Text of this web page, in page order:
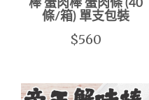
棒 蟹肉棒 蟹肉條 (40
條/箱) 單支包裝
$560